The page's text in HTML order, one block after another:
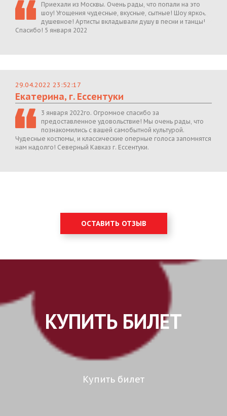
Приехали из Москвы. Очень рады, что попали на это
шоу! Угощения чудесные, вкусные, сытные! Шоу яркое,
душевное! Артисты вкладывали душу в песни и танцы!
Спасибо! 5 января 2022
29.04.2022 23:52:17
Екатерина, г. Ессентуки
3 января 2022го. Огромное спасибо за
предоставленное удовольствие! Мы очень рады, что
познакомились с вашей самобытной культурой.
Чудесные костюмы, и классические оперные голоса запомнятся
нам надолго! Северный Кавказ г. Ессентуки.
ОСТАВИТЬ ОТЗЫВ
КУПИТЬ БИЛЕТ
Купить билет